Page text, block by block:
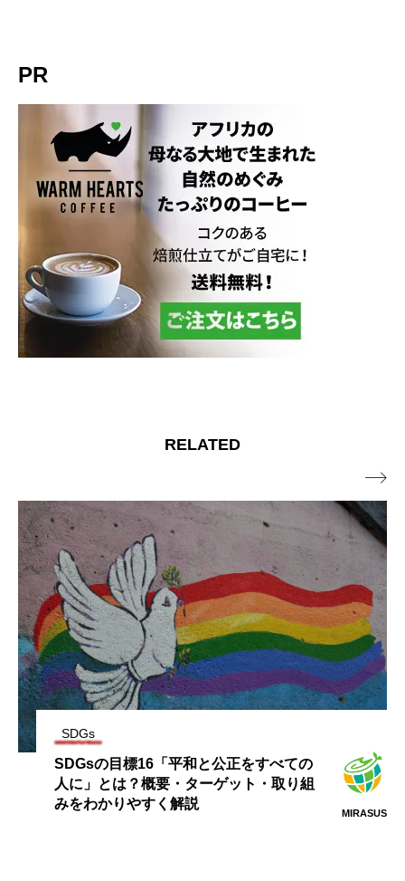
PR
RELATED
SDGs
SDGsの目標16「平和と公正をすべての
人に」とは？概要・ターゲット・取り組
みをわかりやすく解説
MIRASUS
